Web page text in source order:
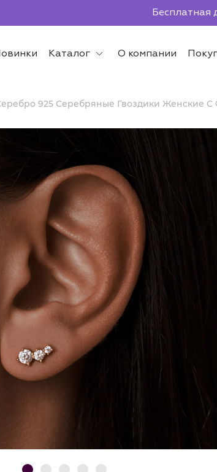
Бесплатная
Каталог О компании
925 Серебряные Гвоздики Женские